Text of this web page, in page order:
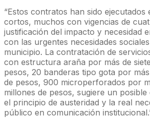
“Estos contratos han sido ejecutados
cortos, muchos con vigencias de
justificación del impacto y necesidad
con las urgentes necesidades
municipio. La contratación de
con estructura araña por más de
pesos, 20 banderas tipo gota por
de pesos, 900 microperforados por
millones de pesos, sugiere un
el principio de austeridad y la real
público en comunicación